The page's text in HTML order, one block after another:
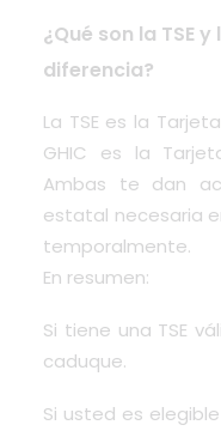
¿Qué son la TSE
diferencia?
La TSE es la
GHIC es la
Ambas te dan
estatal necesaria
temporalmente.
En resumen:
Si tiene una TSE
caduque.
Si usted es